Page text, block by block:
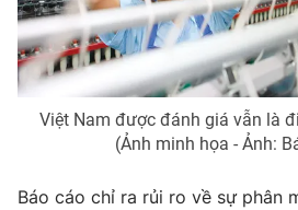
VTV Sức khoẻ Bất
Thị trường 24h Tấm
Việt Nam được đánh giá vẫn là
(Ảnh minh họa - Ảnh:
Báo cáo chỉ ra rủi ro về sự phân